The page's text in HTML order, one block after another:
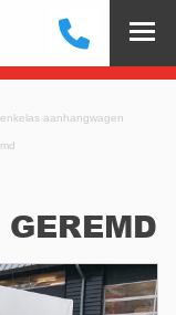
aanhangwagen